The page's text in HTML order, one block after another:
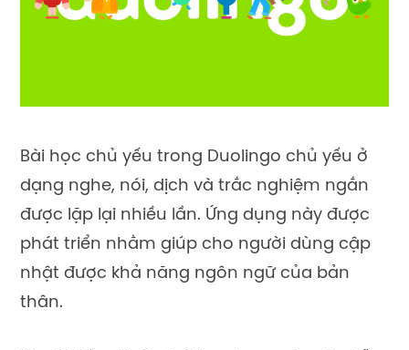
Bài học chủ yếu trong Duolingo chủ yếu ở
dạng nghe, nói, dịch và trắc nghiệm ngắn
được lặp lại nhiều lần. Ứng dụng này được
phát triển nhằm giúp cho người dùng cập
nhật được khả năng ngôn ngữ của bản
thân.